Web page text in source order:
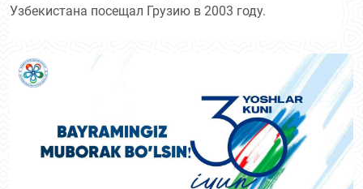
Узбекистана посещал Грузию в 2003 году.